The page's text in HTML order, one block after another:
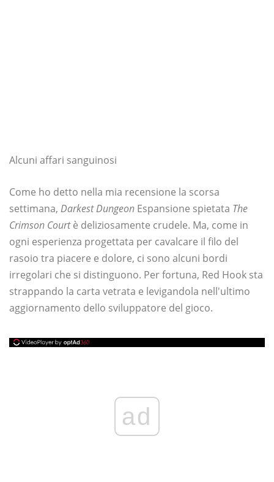
Alcuni affari sanguinosi
Come ho detto nella mia recensione la scorsa
settimana, Darkest Dungeon Espansione spietata The
Crimson Courtè deliziosamente crudele. Ma, come in
ogni esperienza progettata per cavalcare il filo del
rasoio tra piacere e dolore, ci sono alcuni bordi
irregolari che si distinguono. Per fortuna, Red Hook sta
strappando la carta vetrata e levigandola nell'ultimo
aggiornamento dello sviluppatore del gioco.
ad